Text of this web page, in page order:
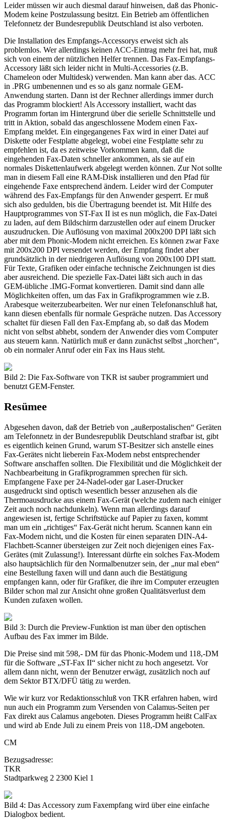
Leider müssen wir auch diesmal darauf hinweisen, daß das Phonic-
Modem keine Postzulassung besitzt. Ein Betrieb am öffentlichen
Telefonnetz der Bundesrepublik Deutschland ist also verboten.
Die Installation des Empfangs-Accessorys erweist sich als
problemlos. Wer allerdings keinen ACC-Eintrag mehr frei hat, muß
sich von einem der nützlichen Helfer trennen. Das Fax-Empfangs-
Accessory läßt sich leider nicht in Multi-Accessories (z.B.
Chameleon oder Multidesk) verwenden. Man kann aber das. ACC
in .PRG umbenennen und es so als ganz normale GEM-
Anwendung starten. Dann ist der Rechner allerdings immer durch
das Programm blockiert! Als Accessory installiert, wacht das
Programm fortan im Hintergrund über die serielle Schnittstelle und
tritt in Aktion, sobald das angeschlossene Modem einen Fax-
Empfang meldet. Ein eingegangenes Fax wird in einer Datei auf
Diskette oder Festplatte abgelegt, wobei eine Festplatte sehr zu
empfehlen ist, da es zeitweise Vorkommen kann, daß die
eingehenden Fax-Daten schneller ankommen, als sie auf ein
normales Diskettenlaufwerk abgelegt werden können. Zur Not sollte
man in diesem Fall eine RAM-Disk installieren und den Pfad für
eingehende Faxe entsprechend ändern. Leider wird der Computer
während des Fax-Empfangs für den Anwender gesperrt. Er muß
sich also gedulden, bis die Übertragung beendet ist. Mit Hilfe des
Hauptprogrammes von ST-Fax II ist es nun möglich, die Fax-Datei
zu laden, auf dem Bildschirm darzustellen oder auf einem Drucker
auszudrucken. Die Auflösung von maximal 200x200 DPI läßt sich
aber mit dem Phonic-Modem nicht erreichen. Es können zwar Faxe
mit 200x200 DPI versendet werden, der Empfang findet aber
grundsätzlich in der niedrigeren Auflösung von 200x100 DPI statt.
Für Texte, Grafiken oder einfache technische Zeichnungen ist dies
aber ausreichend. Die spezielle Fax-Datei läßt sich auch in das
GEM-übliche .IMG-Format konvertieren. Damit sind dann alle
Möglichkeiten offen, um das Fax in Grafikprogrammen wie z.B.
Arabesque weiterzubearbeiten. Wer nur einen Telefonanschluß hat,
kann diesen ebenfalls für normale Gespräche nutzen. Das Accessory
schaltet für diesen Fall den Fax-Empfang ab, so daß das Modem
nicht von selbst abhebt, sondern der Anwender dies vom Computer
aus steuern kann. Natürlich muß er dann zunächst selbst „horchen“,
ob ein normaler Anruf oder ein Fax ins Haus steht.
Bild 2: Die Fax-Software von TKR ist sauber programmiert und
benutzt GEM-Fenster.
Resümee
Abgesehen davon, daß der Betrieb von „außerpostalischen“ Geräten
am Telefonnetz in der Bundesrepublik Deutschland strafbar ist, gibt
es eigentlich keinen Grund, warum ST-Besitzer sich anstelle eines
Fax-Gerätes nicht lieberein Fax-Modem nebst entsprechender
Software anschaffen sollten. Die Flexibilität und die Möglichkeit der
Nachbearbeitung in Grafikprogrammen sprechen für sich.
Empfangene Faxe per 24-Nadel-oder gar Laser-Drucker
ausgedruckt sind optisch wesentlich besser anzusehen als die
Thermoausdrucke aus einem Fax-Gerät (welche zudem nach einiger
Zeit auch noch nachdunkeln). Wenn man allerdings darauf
angewiesen ist, fertige Schriftstücke auf Papier zu faxen, kommt
man um ein „richtiges“ Fax-Gerät nicht herum. Scannen kann ein
Fax-Modem nicht, und die Kosten für einen separaten DIN-A4-
Flachbett-Scanner übersteigen zur Zeit noch diejenigen eines Fax-
Gerätes (mit Zulassung!). Interessant dürfte ein solches Fax-Modem
also hauptsächlich für den Normalbenutzer sein, der „nur mal eben“
eine Bestellung faxen will und dann auch die Bestätigung
empfangen kann, oder für Grafiker, die ihre im Computer erzeugten
Bilder schon mal zur Ansicht ohne großen Qualitätsverlust dem
Kunden zufaxen wollen.
Bild 3: Durch die Preview-Funktion ist man über den optischen
Aufbau des Fax immer im Bilde.
Die Preise sind mit 598,- DM für das Phonic-Modem und 118,-DM
für die Software „ST-Fax II“ sicher nicht zu hoch angesetzt. Vor
allem dann nicht, wenn der Benutzer erwägt, zusätzlich noch auf
dem Sektor BTX/DFÜ tätig zu werden.
Wie wir kurz vor Redaktionsschluß von TKR erfahren haben, wird
nun auch ein Programm zum Versenden von Calamus-Seiten per
Fax direkt aus Calamus angeboten. Dieses Programm heißt CalFax
und wird ab Ende Juli zu einem Preis von 118,-DM angeboten.
CM
Bezugsadresse:
TKR
Stadtparkweg 2 2300 Kiel 1
Bild 4: Das Accessory zum Faxempfang wird über eine einfache
Dialogbox bedient.